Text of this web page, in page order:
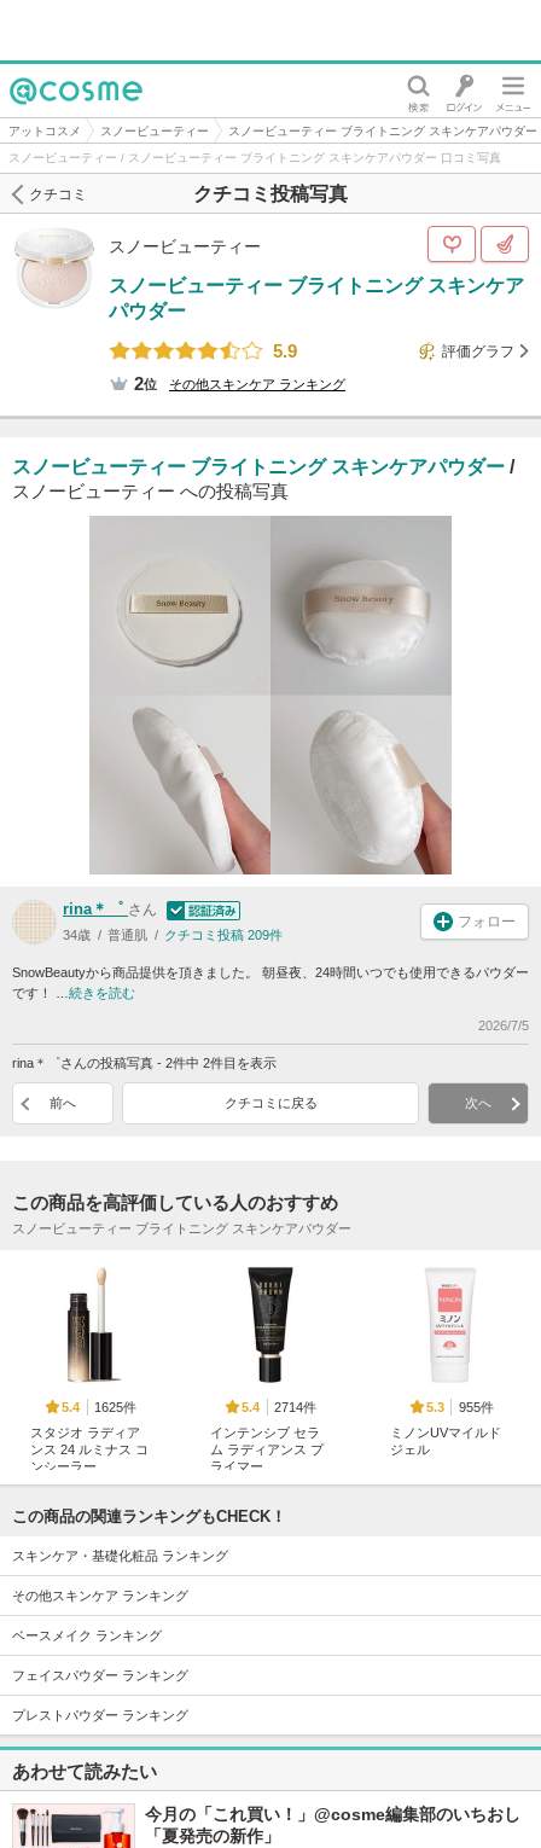
@cosme
アットコスメ スノービューティー
スノービューティー ブライトニング スキンケアパウダー
スノービューティー / スノービューティー ブライトニング スキンケアパウダー 口コミ写真
クチコミ投稿写真
クチコミ
スノービューティー
スノービューティー ブライトニング スキンケア
パウダー
5.9
評価グラフ
2位 その他スキンケア ランキング
スノービューティー ブライトニング スキンケアパウダー /
スノービューティー への投稿写真
rina＊゜ さん
34歳 普通肌 クチコミ投稿 209件
フォロー
SnowBeautyから商品提供を頂きました。 朝昼夜、24時間いつでも使用できるパウダー
です！ … 続きを読む
2026/7/5
rina＊゜さんの投稿写真 - 2件中 2件目を表示
前へ クチコミに戻る 次へ
この商品を高評価している人のおすすめ
スノービューティー ブライトニング スキンケアパウダー
5.4
1625件
スタジオ ラディア
ンス 24 ルミナス コ
ンシーラー
5.4
2714件
インテンシブ セラ
ム ラディアンス プ
ライマー
5.3
955件
ミノンUVマイルド
ジェル
5.5
314件
メイクトップコート
ケイト
ニベア アネッサ
この商品の関連ランキングもCHECK！
スキンケア・基礎化粧品 ランキング
その他スキンケア ランキング
ベースメイク ランキング
フェイスパウダー ランキング
プレストパウダー ランキング
あわせて読みたい
今月の「これ買い！」@cosme編集部のいちおし
「夏発売の新作」